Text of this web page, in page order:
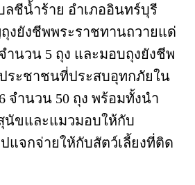
ชีน้ำร้าย อำเภออินทร์บุรี
งยังชีพพระราชทานถวายแด่
นวน 5 ถุง และมอบถุงยังชีพ
ระชาชนที่ประสบอุทกภัยใน
จำนวน 50 ถุง พร้อมทั้งนำ
นัขและแมวมอบให้กับ
แจกจ่ายให้กับสัตว์เลี้ยงที่ติด